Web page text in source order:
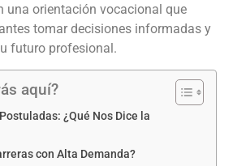
una orientación vocacional que
tomar decisiones informadas y
futuro profesional.
aquí?
¿Qué Nos Dice la
con Alta Demanda?